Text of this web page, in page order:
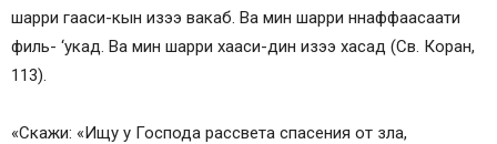
шарри гааси-кын изээ вакаб. Ва мин шарри ннаффаасаати
филь- ‘укад. Ва мин шарри хааси-дин изээ хасад (Св. Коран,
113).
«Скажи: «Ищу у Господа рассвета спасения от зла,